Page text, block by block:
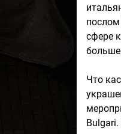
сфере
Что